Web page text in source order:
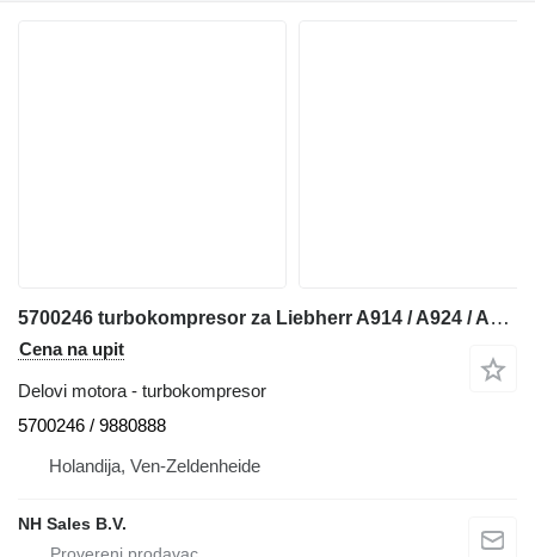
5700246 turbokompresor za Liebherr A914 / A924 / A932 / A934 - A914 / A924 / A932 / A934 bagera
Cena na upit
Delovi motora - turbokompresor
5700246 / 9880888
Holandija, Ven-Zeldenheide
NH Sales B.V.